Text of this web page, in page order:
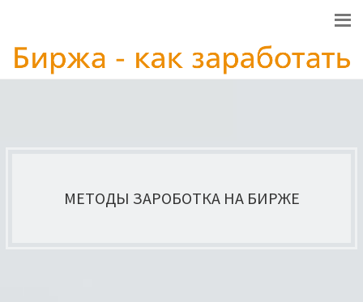
МЕТОДЫ ЗАРОБОТКА НА БИРЖЕ